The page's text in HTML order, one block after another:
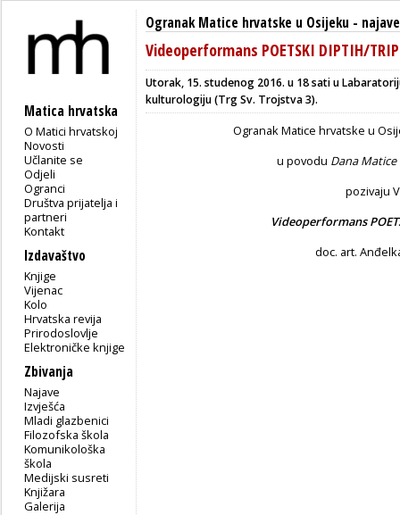
Matica hrvatska
O Matici hrvatskoj
Novosti
Učlanite se
Odjeli
Ogranci
Društva prijatelja i
partneri
Kontakt
Izdavaštvo
Knjige
Vijenac
Kolo
Hrvatska revija
Prirodoslovlje
Elektroničke knjige
Zbivanja
Najave
Izvješća
Mladi glazbenici
Filozofska škola
Komunikološka
škola
Medijski susreti
Knjižara
Galerija
Ogranak Matice hrvatske u Osijeku - najave
Videoperformans POETSKI DIPTIH/
Utorak, 15. studenog 2016. u 18 sati u
kulturologiju (Trg Sv. Trojstva 3).
Ogranak Matice hrvatske u
u povodu Dana
pozivaju
Videoperformans
doc. art.